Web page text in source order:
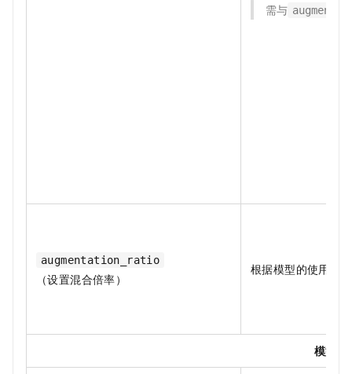
需与
augmentation_ratio
（设置混合倍率）
根据模型的使用场
模型参